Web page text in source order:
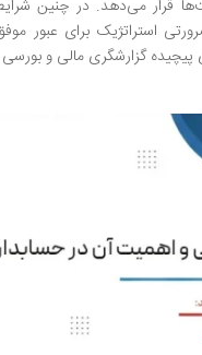
قرار می‌دهد. در چنین
استراتژیک برای عبور
گزارشگری مالی و بورسی